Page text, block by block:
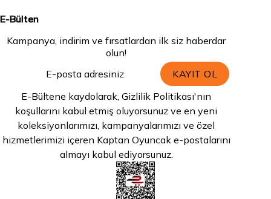
E-Bülten
Kampanya, indirim ve fırsatlardan ilk siz haberdar
olun!
KAYIT OL
E-Bültene kaydolarak, Gizlilik Politikası'nın
koşullarını kabul etmiş oluyorsunuz ve en yeni
koleksiyonlarımızı, kampanyalarımızı ve özel
hizmetlerimizi içeren Kaptan Oyuncak e-postalarını
almayı kabul ediyorsunuz.